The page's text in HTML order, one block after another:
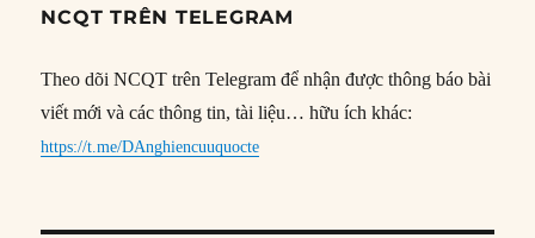
NCQT TRÊN TELEGRAM
Theo dõi NCQT trên Telegram để nhận được thông báo bài
viết mới và các thông tin, tài liệu… hữu ích khác:
https://t.me/DAnghiencuuquocte